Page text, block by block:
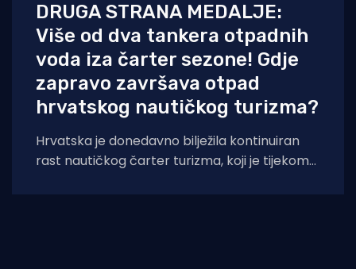
DRUGA STRANA MEDALJE:
Više od dva tankera otpadnih
voda iza čarter sezone! Gdje
zapravo završava otpad
hrvatskog nautičkog turizma?
Hrvatska je donedavno bilježila kontinuiran
rast nautičkog čarter turizma, koji je tijekom